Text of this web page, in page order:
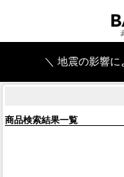
＼ 地震の影響
商品検索結果一覧